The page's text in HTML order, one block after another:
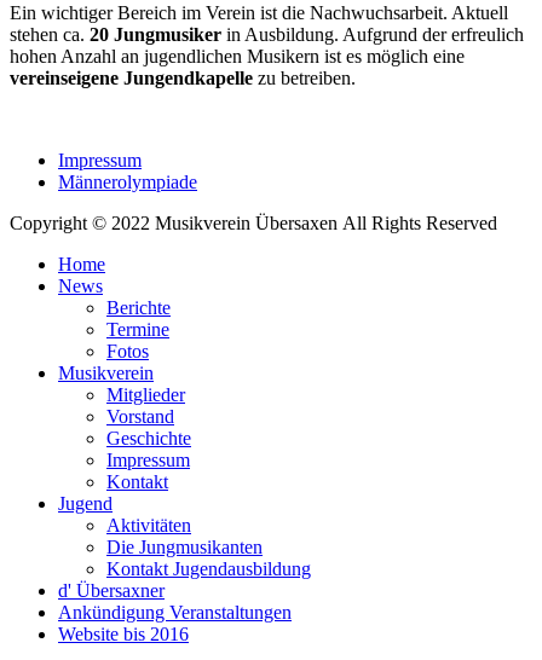
Ein wichtiger Bereich im Verein ist die Nachwuchsarbeit. Aktuell
stehen ca. 20 Jungmusiker in Ausbildung. Aufgrund der erfreulich
hohen Anzahl an jugendlichen Musikern ist es möglich eine
vereinseigene Jungendkapelle zu betreiben.
Impressum
Männerolympiade
Copyright © 2022 Musikverein Übersaxen All Rights Reserved
Home
News
Berichte
Termine
Fotos
Musikverein
Mitglieder
Vorstand
Geschichte
Impressum
Kontakt
Jugend
Aktivitäten
Die Jungmusikanten
Kontakt Jugendausbildung
d' Übersaxner
Ankündigung Veranstaltungen
Website bis 2016